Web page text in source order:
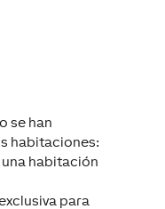
se han
habitaciones:
una habitación
para